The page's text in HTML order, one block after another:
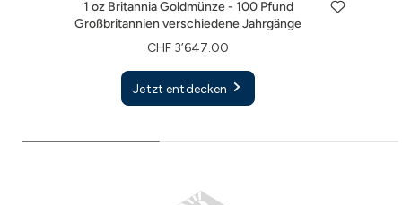
1 oz Britannia Goldmünze - 100 Pfund
Großbritannien verschiedene Jahrgänge
CHF 3’647.00
Jetzt entdecken